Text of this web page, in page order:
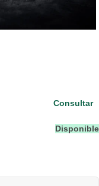
Disponible
Consultar